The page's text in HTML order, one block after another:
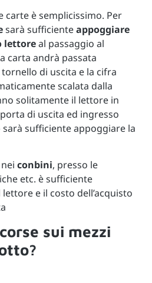
è semplicissimo. Per
sarà sufficienteappoggiare
lettoreal passaggio al
carta andrà passata
di uscita e la cifra
scalata dalla
solitamente il lettore in
di uscita ed ingresso
sufficiente appoggiare la
conbini, presso le
etc. è sufficiente
e il costo dell’acquisto
sui mezzi